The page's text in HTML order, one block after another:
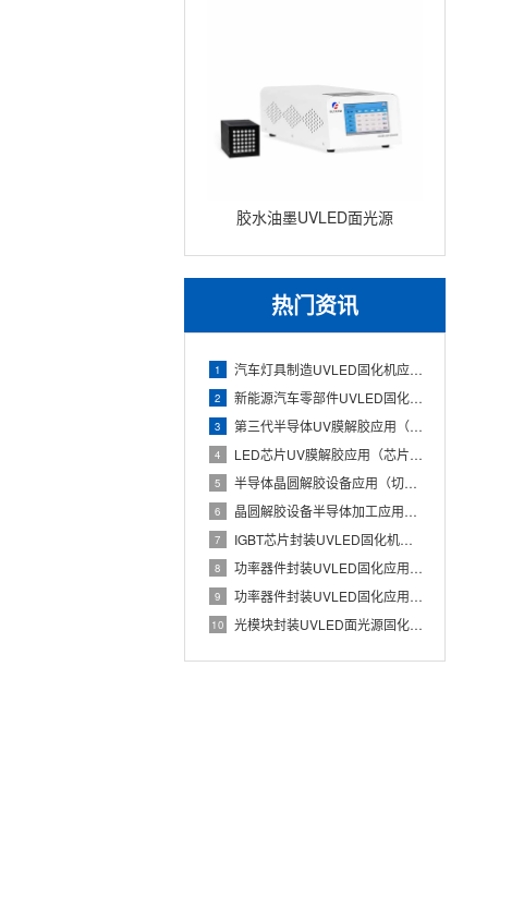
胶水油墨UVLED面光源
100x100 瞬间固化面光源UV
固
热门资讯
1 汽车灯具制造UVLED固化机应用（透镜与灯壳胶水快速固化）
2 新能源汽车零部件UVLED固化机应用（电池组件与电子胶精准固
3 第三代半导体UV膜解胶应用（碳化硅晶圆低损伤解胶工艺）
4 LED芯片UV膜解胶应用（芯片蓝膜低应力分离处理）
5 半导体晶圆解胶设备应用（切割膜UV解胶辅助芯片安全取片）
6 晶圆解胶设备半导体加工应用（UV膜照射降低粘性实现晶圆无损分
7 IGBT芯片封装UVLED固化机应用（Die Attach胶
8 功率器件封装UVLED固化应用（IGBT芯片与散热基板稳定粘
9 功率器件封装UVLED固化应用有哪些优势？IGBT芯片与散热
10 光模块封装UVLED面光源固化应用（光器件胶水批量快速UV固